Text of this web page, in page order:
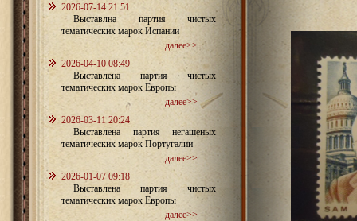
2026-07-14 21:51
Выставлна партия чистых
тематических марок Испании
далее>>
2026-04-10 08:49
Выставлена партия чистых
тематических марок Европы
далее>>
2026-03-11 20:24
Выставлена партия негашеных
тематических марок Португалии
далее>>
2026-01-07 09:18
Выставлена партия чистых
тематических марок Европы
далее>>